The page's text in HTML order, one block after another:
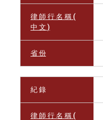
律 師 行 名 稱 (
中 文 )
省 份
紀 錄
律 師 行 名 稱 (